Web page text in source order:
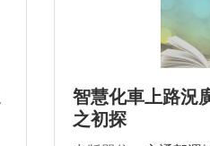
智慧化車上路況
之初探